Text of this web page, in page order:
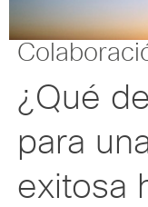
¿Qué
para
exitosa